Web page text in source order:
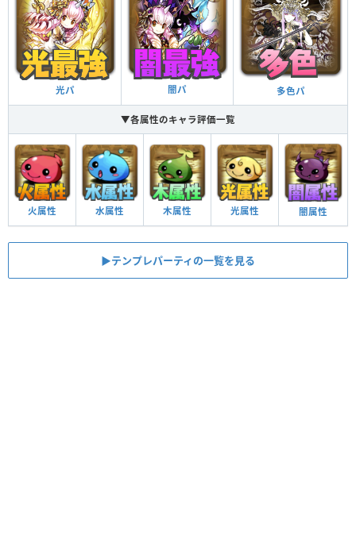
光パ 闇パ 多色パ
▼各属性のキャラ評価一覧
火属性 水属性 木属性 光属性 闇属性
▶︎テンプレパーティの一覧を見る